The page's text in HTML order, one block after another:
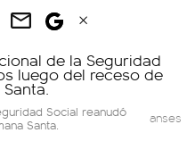
Social reanudó
Santa. anses